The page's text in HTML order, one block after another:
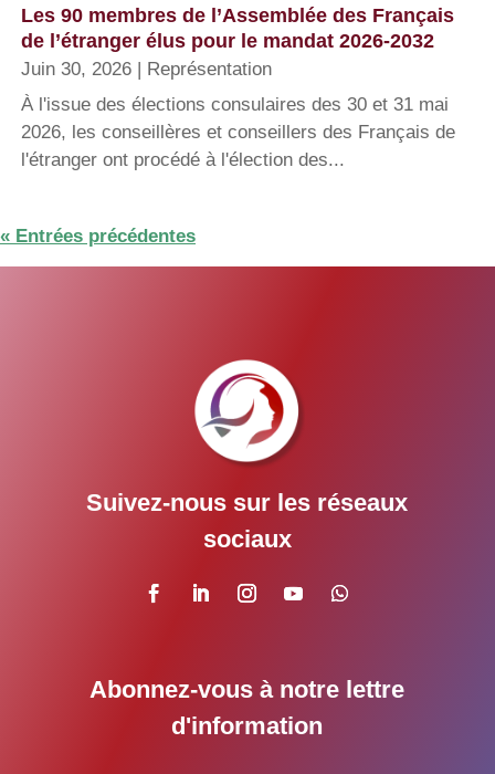
Les 90 membres de l’Assemblée des Français
de l’étranger élus pour le mandat 2026-2032
Juin 30, 2026
Représentation
À l'issue des élections consulaires des 30 et 31 mai
2026, les conseillères et conseillers des Français de
l'étranger ont procédé à l'élection des...
« Entrées précédentes
Suivez-nous sur les réseaux
sociaux
Abonnez-vous à notre lettre
d'information